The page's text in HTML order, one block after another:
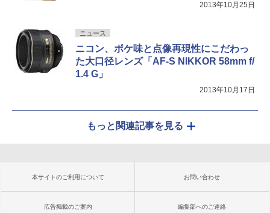
2013年10月25日
ニュース
ニコン、ボケ味と点像再現性にこだわっ
た大口径レンズ「AF-S NIKKOR 58mm f/
1.4 G」
2013年10月17日
もっと関連記事を見る
本サイトのご利用について お問い合わせ
広告掲載のご案内 編集部へのご連絡